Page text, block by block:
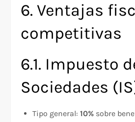
6. Ventajas
competitivas
6.1. Impuesto
Sociedades
Tipo general:10% sobre